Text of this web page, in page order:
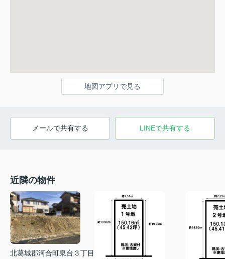
地図アプリで見る
メールで共有する LINEで共有する
近隣の物件
北葛城郡河合町泉台３丁目